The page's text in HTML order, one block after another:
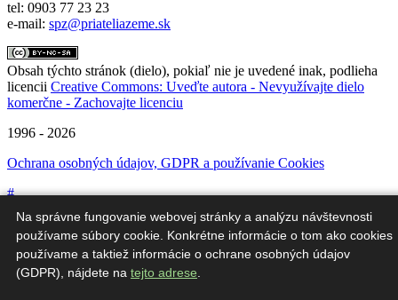
tel: 0903 77 23 23
e-mail: spz@priateliazeme.sk
Obsah týchto stránok (dielo), pokiaľ nie je uvedené inak, podlieha
licencii Creative Commons: Uveďte autora - Nevyužívajte dielo
komerčne - Zachovajte licenciu
1996 - 2026
Ochrana osobných údajov, GDPR a používanie Cookies
#
Na správne fungovanie webovej stránky a analýzu návštevnosti
používame súbory cookie. Konkrétne informácie o tom ako cookies
používame a taktiež informácie o ochrane osobných údajov
(GDPR), nájdete na tejto adrese